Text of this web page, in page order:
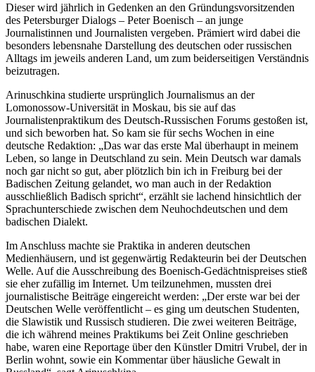
Dieser wird jährlich in Gedenken an den Gründungsvorsitzenden
des Petersburger Dialogs – Peter Boenisch – an junge
Journalistinnen und Journalisten vergeben. Prämiert wird dabei die
besonders lebensnahe Darstellung des deutschen oder russischen
Alltags im jeweils anderen Land, um zum beiderseitigen Verständnis
beizutragen.
Arinuschkina studierte ursprünglich Journalismus an der
Lomonossow-Universität in Moskau, bis sie auf das
Journalistenpraktikum des Deutsch-Russischen Forums gestoßen ist,
und sich beworben hat. So kam sie für sechs Wochen in eine
deutsche Redaktion: „Das war das erste Mal überhaupt in meinem
Leben, so lange in Deutschland zu sein. Mein Deutsch war damals
noch gar nicht so gut, aber plötzlich bin ich in Freiburg bei der
Badischen Zeitung gelandet, wo man auch in der Redaktion
ausschließlich Badisch spricht“, erzählt sie lachend hinsichtlich der
Sprachunterschiede zwischen dem Neuhochdeutschen und dem
badischen Dialekt.
Im Anschluss machte sie Praktika in anderen deutschen
Medienhäusern, und ist gegenwärtig Redakteurin bei der Deutschen
Welle. Auf die Ausschreibung des Boenisch-Gedächtnispreises stieß
sie eher zufällig im Internet. Um teilzunehmen, mussten drei
journalistische Beiträge eingereicht werden: „Der erste war bei der
Deutschen Welle veröffentlicht – es ging um deutschen Studenten,
die Slawistik und Russisch studieren. Die zwei weiteren Beiträge,
die ich während meines Praktikums bei Zeit Online geschrieben
habe, waren eine Reportage über den Künstler Dmitri Vrubel, der in
Berlin wohnt, sowie ein Kommentar über häusliche Gewalt in